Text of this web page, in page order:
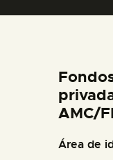
AMC/
Área de